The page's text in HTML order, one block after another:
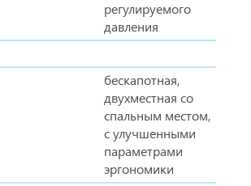
регулируемого
давления
бескапотная,
двухместная со
спальным местом,
с улучшенными
параметрами
эргономики